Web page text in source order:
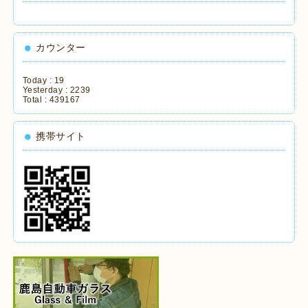
カウンター
Today : 19
Yesterday : 2239
Total : 439167
携帯サイト